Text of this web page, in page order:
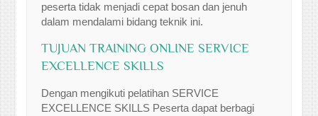
peserta tidak menjadi cepat bosan dan jenuh
dalam mendalami bidang teknik ini.
TUJUAN TRAINING ONLINE SERVICE
EXCELLENCE SKILLS
Dengan mengikuti pelatihan SERVICE
EXCELLENCE SKILLS Peserta dapat berbagi